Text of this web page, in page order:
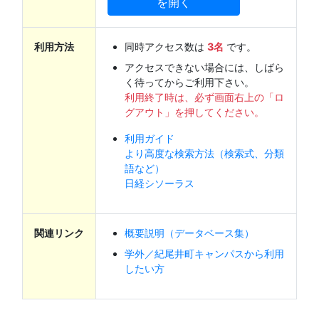
利用方法 同時アクセス数は 3名 です。
アクセスできない場合には、しばら
く待ってからご利用下さい。
利用終了時は、必ず画面右上の「ロ
グアウト」を押してください。
利用ガイド
より高度な検索方法（検索式、分類
語など）
日経シソーラス
関連リンク
概要説明（データベース集）
学外／紀尾井町キャンパスから利用
したい方